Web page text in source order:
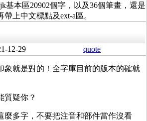
基本區20902個字，以及36個筆畫，還是
上中文標點及ext-a區。
12-29 quote
象就是對的！全字庫目前的版本的確就
質疑你？
麼多字，不要把注音和部件當作沒看